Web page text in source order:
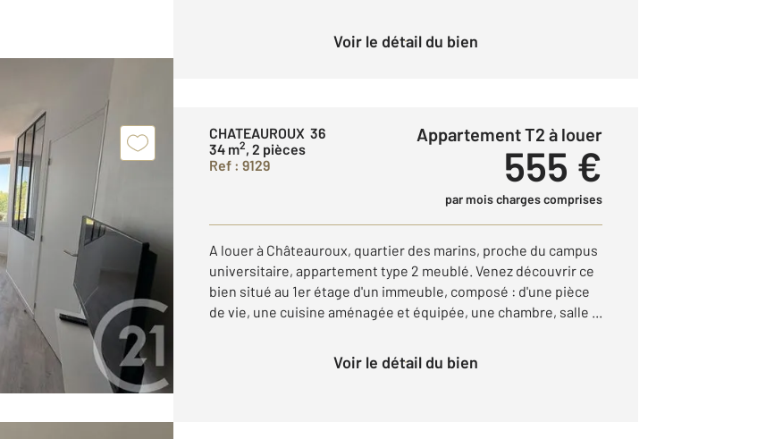
Voir le détail du bien
CHATEAUROUX 36
34 m2, 2 pièces
Ref : 9129
Appartement T2 à louer
555 €
par mois charges comprises
A louer à Châteauroux, quartier des marins, proche du campus
universitaire, appartement type 2 meublé. Venez découvrir ce
bien situé au 1er étage d'un immeuble, composé : d'une pièce
de vie, une cuisine aménagée et équipée, une chambre, salle ...
Voir le détail du bien